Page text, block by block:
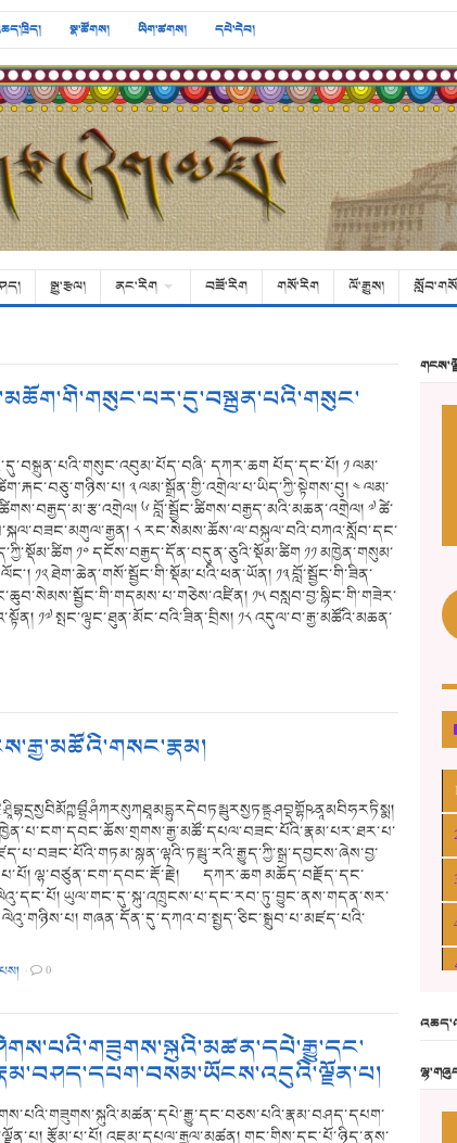
སྣ་ཚོགས། ཡིག་ཚགས། དཔེ་དེབ།
སྒྱུ་རྩལ། ནང་རིག བཟོ་རིག གསོ་རིག ལོ་རྒྱུས།
དཀར་ཆག པོད་དང་པོ། ༡ ལམ་
༣ ལམ་སྒྲོན་གྱི་འགྲེལ་པ་ཡིད་ཀྱི་སྟེགས་བུ། ༤ ལམ་
༦ བློ་སྦྱོང་ཚིགས་བརྒྱད་མའི་མཆན་འགྲེལ། ༧ ཚེ་
༨ རང་སེམས་ཆོས་ལ་བསྐུལ་བའི་བཀའ་སློབ་དང་
༡༠ དངོས་བརྒྱད་དོན་བདུན་ཅུའི་སྡོམ་ཚིག ༡༡ མཁྱེན་གསུམ་
༡༢ ཐེག་ཆེན་གསོ་སྦྱོང་གི་སྡོམ་པའི་ཕན་ཡོན། ༡༣ བློ་སྦྱོང་གི་ཟིན་
༡༥ བསླབ་བྱ་སྙིང་གི་གཟེར་
༡༧ སྤང་ལྟུང་ཐུན་མོང་བའི་ཟིན་བྲིས། ༡༨ འདུལ་བ་རྒྱ་མཚོའི་མཆན་
ལྷ་བཙུན་ངག་དབང་རྡོ་རྗེ། དཀར་ཆག མཆོད་བརྗོད་དང་
ཡུལ་གང་དུ་སྐུ་འཁྲུངས་པ་དང་རབ་ཏུ་བྱུང་ནས་གདན་སར་
གཞན་དོན་དུ་དཀའ་བ་སྤྱད་ཅིང་སྒྲུབ་པ་མཛད་པའི་
· 0
རྩོམ་པ་པོ། འཇམ་དཔལ་རྒྱལ་མཚན། གང་གིས་དང་པོ་ཉིད་ནས་